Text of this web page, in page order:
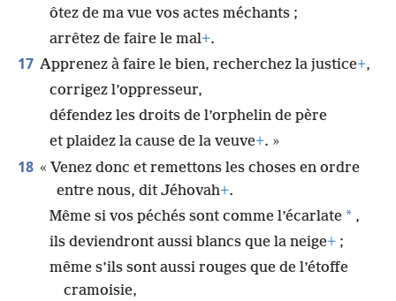
ôtez de ma vue vos actes méchants ;
arrêtez de faire le mal+.
17 Apprenez à faire le bien, recherchez la justice+,
corrigez l’oppresseur,
défendez les droits de l’orphelin de père
et plaidez la cause de la veuve+. »
18 « Venez donc et remettons les choses en ordre
entre nous, dit Jéhovah+.
Même si vos péchés sont comme l’écarlate * ,
ils deviendront aussi blancs que la neige+ ;
même s’ils sont aussi rouges que de l’étoffe
cramoisie,